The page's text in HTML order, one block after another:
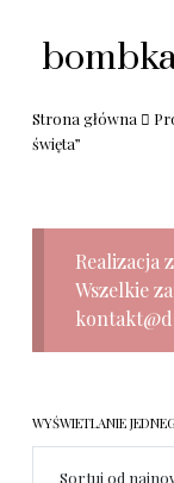
Strona główna
święta”
Realizacja
Wszelkie
WYŚWIETLANIE